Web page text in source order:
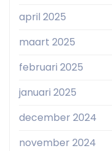
april 2025
maart 2025
februari 2025
januari 2025
december 2024
november 2024